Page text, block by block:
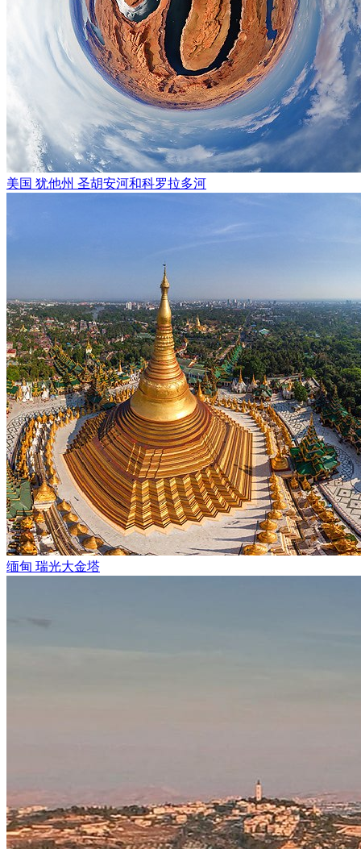
美国 犹他州 圣胡安河和科罗拉多河
缅甸 瑞光大金塔